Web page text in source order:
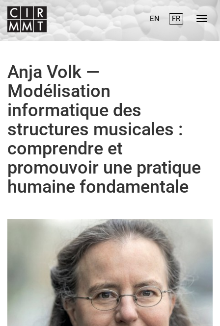
EN FR
Anja Volk —
Modélisation
informatique des
structures musicales :
comprendre et
promouvoir une pratique
humaine fondamentale